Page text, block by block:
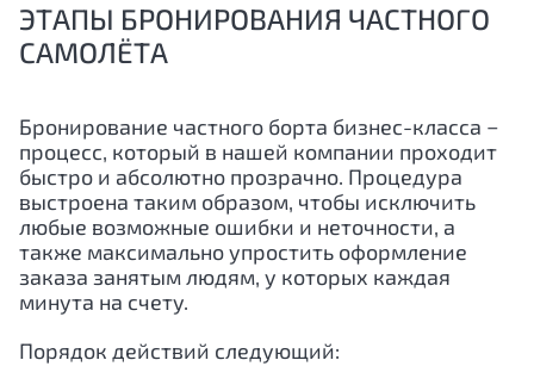
ЭТАПЫ БРОНИРОВАНИЯ ЧАСТНОГО
САМОЛЁТА
Бронирование частного борта бизнес-класса −
процесс, который в нашей компании проходит
быстро и абсолютно прозрачно. Процедура
выстроена таким образом, чтобы исключить
любые возможные ошибки и неточности, а
также максимально упростить оформление
заказа занятым людям, у которых каждая
минута на счету.
Порядок действий следующий: